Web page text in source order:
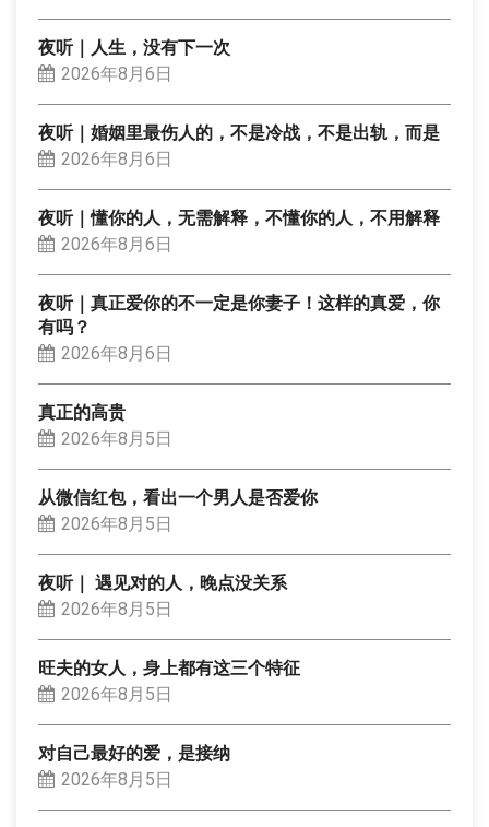
夜听｜人生，没有下一次
2026年8月6日
夜听｜婚姻里最伤人的，不是冷战，不是出轨，而是
2026年8月6日
夜听｜懂你的人，无需解释，不懂你的人，不用解释
2026年8月6日
夜听｜真正爱你的不一定是你妻子！这样的真爱，你
有吗？
2026年8月6日
真正的高贵
2026年8月5日
从微信红包，看出一个男人是否爱你
2026年8月5日
夜听｜ 遇见对的人，晚点没关系
2026年8月5日
旺夫的女人，身上都有这三个特征
2026年8月5日
对自己最好的爱，是接纳
2026年8月5日